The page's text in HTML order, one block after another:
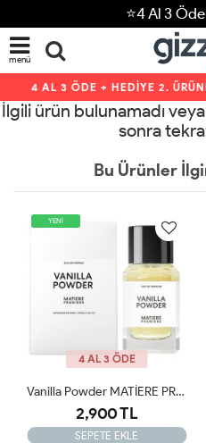
⭐4 Al 3
menü
4 AL 3 ÖDE + HEDİYE 2.
İlgili ürün bulunamadı
sonra
Bu Ürünler
YENİ
4 AL 3 ÖDE
Vanilla Powder MATİERE PREMİERE 100ml JLT
2,900 TL
SEPETE EKLE